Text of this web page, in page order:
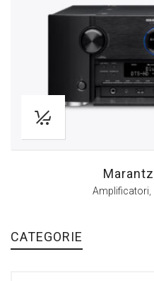
Amplificatori
CATEGORIE